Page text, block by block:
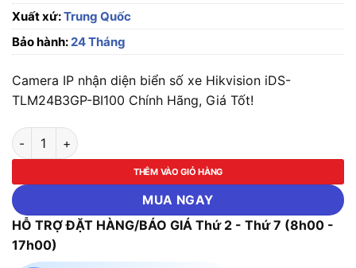
Xuất xứ:Trung Quốc
Bảo hành:24 Tháng
Camera IP nhận diện biển số xe Hikvision iDS-
TLM24B3GP-BI100 Chính Hãng, Giá Tốt!
Camera IP nhận diện biển số xe Hikvision iDS-TLM24B3GP-
THÊM VÀO GIỎ HÀNG
MUA NGAY
HỖ TRỢ ĐẶT HÀNG/BÁO GIÁ Thứ 2 - Thứ 7 (8h00 -
17h00)